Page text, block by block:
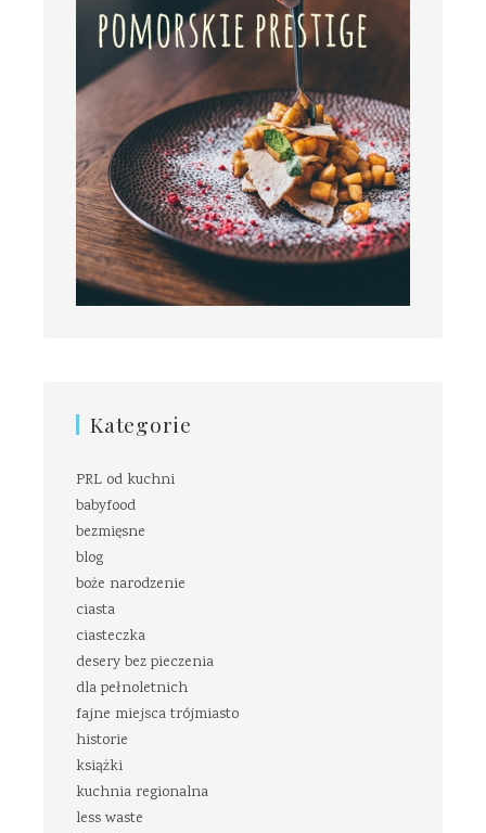
Kategorie
PRL od kuchni
babyfood
bezmięsne
blog
boże narodzenie
ciasta
ciasteczka
desery bez pieczenia
dla pełnoletnich
fajne miejsca trójmiasto
historie
książki
kuchnia regionalna
less waste